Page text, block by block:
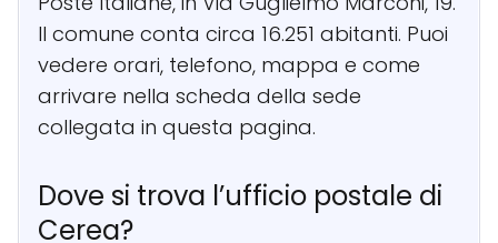
Il comune conta circa 16.251 abitanti. Puoi
vedere orari, telefono, mappa e come
arrivare nella scheda della sede
collegata in questa pagina.
Dove si trova l’ufficio postale di
Cerea?